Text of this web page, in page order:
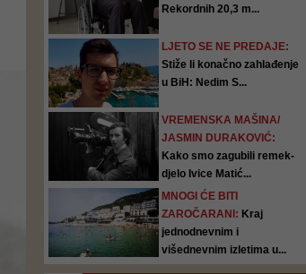
Rekordnih 20,3 m...
LJETO SE NE PREDAJE:
Stiže li konačno zahlađenje
u BiH: Nedim S...
VREMENSKA MAŠINA/
JASMIN DURAKOVIĆ:
Kako smo zagubili remek-
djelo Ivice Matić...
MNOGI ĆE BITI
ZAROČARANI: Kraj
jednodnevnim i
višednevnim izletima u...